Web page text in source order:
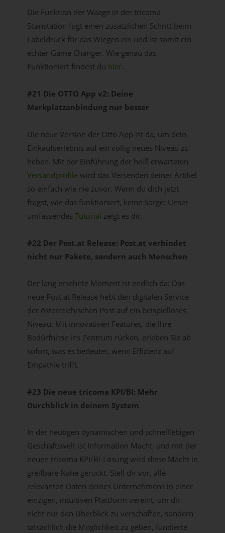
Die Funktion der Waage in der tricoma
Scanstation fügt einen zusätzlichen Schritt beim
Labeldruck für das Wiegen ein und ist somit ein
echter Game Changer. Wie genau das
Funktioniert findest du hier.
#21 Die OTTO App v2: Deine
Markplatzanbindung nur besser
Die neue Version der Otto App ist da, um dein
Einkaufserlebnis auf ein völlig neues Niveau zu
heben. Mit der Einführung der heiß erwarteten
Versandprofilewird das Versenden deiner Artikel
so einfach wie nie zuvor. Wenn du dich jetzt
fragst, wie das funktioniert, keine Sorge: Unser
umfassendes Tutorial zeigt es dir.
#22 Der Post.at Release: Post.at verbindet
nicht nur Pakete, sondern auch Menschen
Der lang ersehnte Moment ist endlich da: Das
neue Post.at Release hebt den digitalen Service
der österreichischen Post auf ein beispielloses
Niveau. Mit innovativen Features, die Ihre
Bedürfnisse ins Zentrum rücken, erleben Sie ab
sofort, was es bedeutet, wenn Effizienz auf
Empathie trifft.
#23 Die neue tricoma KPI/BI: Mehr
Durchblick in deinem System
In der heutigen dynamischen und schnelllebigen
Geschäftswelt ist Information Macht, und mit der
neuen tricoma KPI/BI-Lösung wird diese Macht in
greifbare Nähe gerückt. Stell dir vor, alle
relevanten Daten deines Unternehmens in einer
einzigen, intuitiven Plattform vereint, um dir
nicht nur den Überblick zu verschaffen, sondern
tatsächlich die Möglichkeit zu geben, fundierte